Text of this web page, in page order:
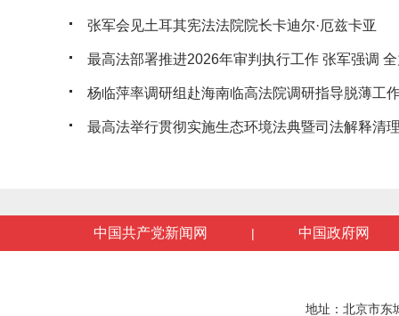
张军会见土耳其宪法法院院长卡迪尔·厄兹卡亚
最高法部署推进2026年审判执行工作 张军强调
杨临萍率调研组赴海南临高法院调研指导脱薄工
最高法举行贯彻实施生态环境法典暨司法解释清
中国共产党新闻网 | 中国政府网
地址：北京市东